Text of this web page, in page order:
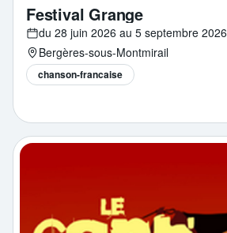
Festival Grange
du 28 juin 2026 au 5 septembre 2026
Bergères-sous-Montmirail
chanson-francaise